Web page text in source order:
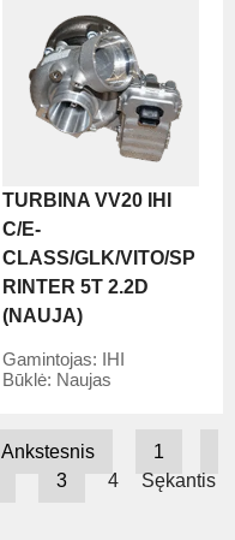
TURBINA VV20 IHI
C/E-
CLASS/GLK/VITO/SP
RINTER 5T 2.2D
(NAUJA)
Gamintojas: IHI
Būklė: Naujas
Ankstesnis
1
3 4 Sękantis